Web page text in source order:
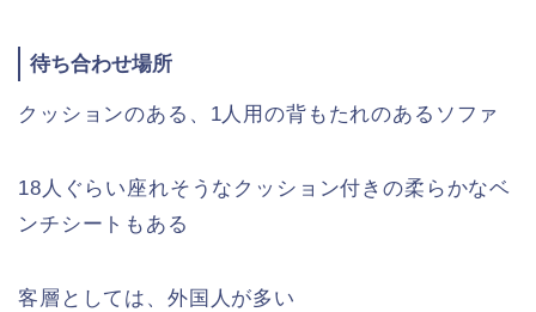
待ち合わせ場所
クッションのある、1人用の背もたれのあるソファ
18人ぐらい座れそうなクッション付きの柔らかなベ
ンチシートもある
客層としては、外国人が多い